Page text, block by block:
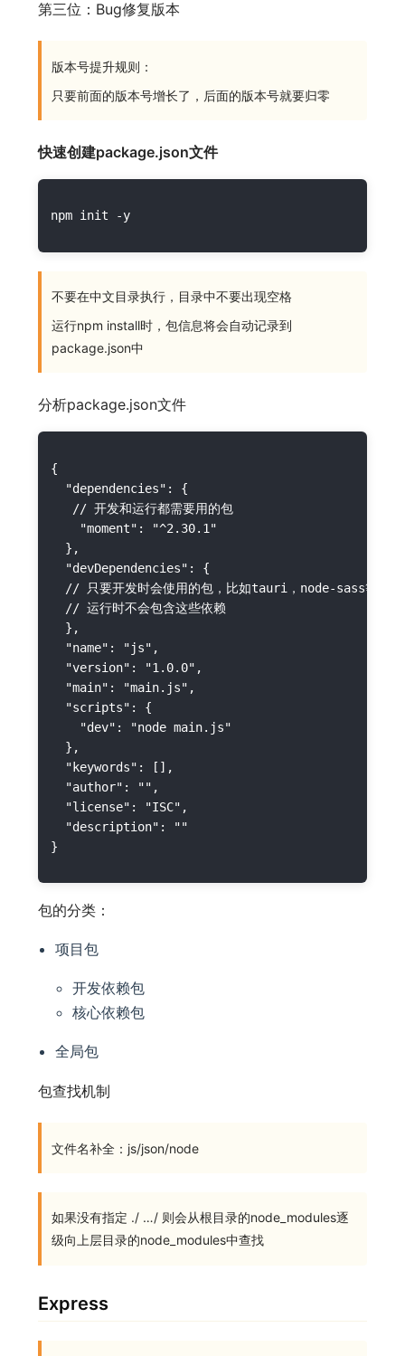
第三位：Bug修复版本
版本号提升规则：
只要前面的版本号增长了，后面的版本号就要归零
快速创建package.json文件
不要在中文目录执行，目录中不要出现空格
运行npm install时，包信息将会自动记录到
package.json中
分析package.json文件
{
  "dependencies": {
    "moment": "^2.30.1"
  },
  "devDependencies": {
  },
  "name": "js",
  "version": "1.0.0",
  "main": "main.js",
  "scripts": {
    "dev": "node main.js"
  },
  "keywords": [],
  "author": "",
  "license": "ISC",
  "description": ""
包的分类：
项目包
开发依赖包
核心依赖包
全局包
包查找机制
文件名补全：js/json/node
如果没有指定 ./ …/ 则会从根目录的node_modules逐
级向上层目录的node_modules中查找
Express